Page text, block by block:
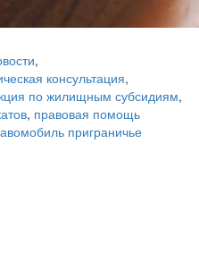
,
консультация,
по жилищным субсидиям,
, правовая помощь
приграничье